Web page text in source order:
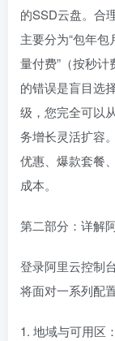
的SSD云盘。合
主要分为“包年
量付费”（按秒
的错误是盲目选
级，您完全可以
务增长灵活扩容
优惠、爆款套餐
成本。
第二部分：详解
登录阿里云控制
将面对一系列配
1. 地域与可用区